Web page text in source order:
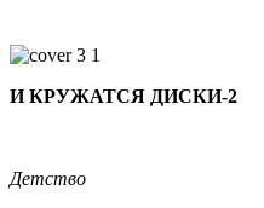
И КРУЖАТСЯ ДИСКИ-2
Детство